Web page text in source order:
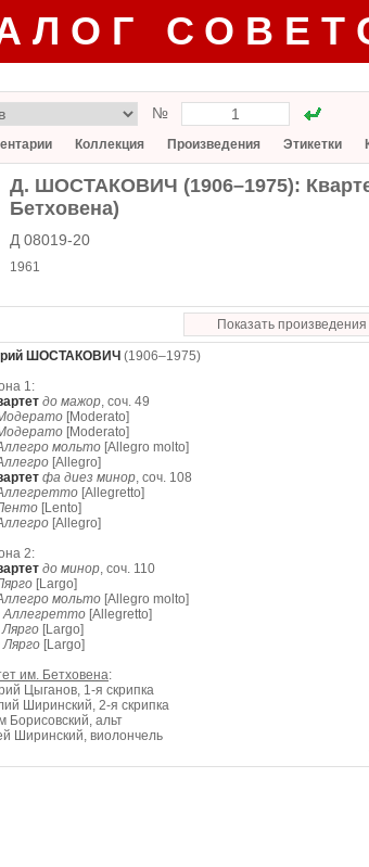
№
Коллекция Произведения Этикетки
Д. ШОСТАКОВИЧ (1906–1975):
Бетховена)
Д 08019-20
1961
Показать произведения
ШОСТАКОВИЧ (1906–1975)
1:
до мажор, соч. 49
[Moderato]
[Moderato]
мольто [Allegro molto]
[Allegro]
фа диез минор, соч. 108
[Allegretto]
[Lento]
[Allegro]
2:
до минор, соч. 110
[Largo]
мольто [Allegro molto]
Аллегретто [Allegretto]
Лярго [Largo]
Лярго [Largo]
им. Бетховена:
Цыганов, 1-я скрипка
Ширинский, 2-я скрипка
Борисовский, альт
Ширинский, виолончель